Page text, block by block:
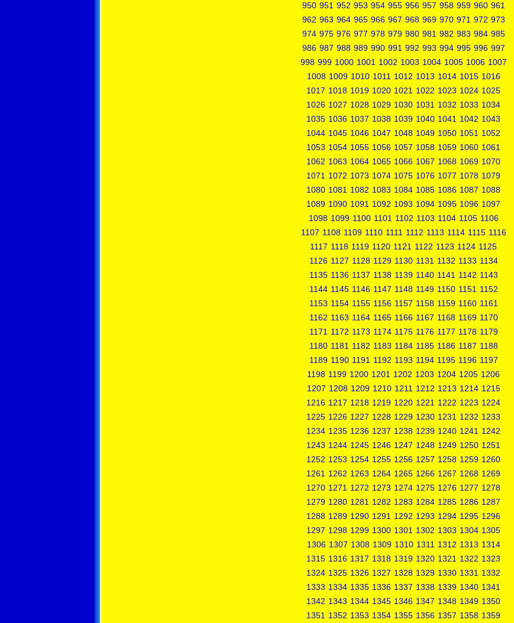
950 951 952 953 954 955 956 957 958 959 960 961
962 963 964 965 966 967 968 969 970 971 972 973
974 975 976 977 978 979 980 981 982 983 984 985
986 987 988 989 990 991 992 993 994 995 996 997
998 999 1000 1001 1002 1003 1004 1005 1006 1007
1008 1009 1010 1011 1012 1013 1014 1015 1016
1017 1018 1019 1020 1021 1022 1023 1024 1025
1026 1027 1028 1029 1030 1031 1032 1033 1034
1035 1036 1037 1038 1039 1040 1041 1042 1043
1044 1045 1046 1047 1048 1049 1050 1051 1052
1053 1054 1055 1056 1057 1058 1059 1060 1061
1062 1063 1064 1065 1066 1067 1068 1069 1070
1071 1072 1073 1074 1075 1076 1077 1078 1079
1080 1081 1082 1083 1084 1085 1086 1087 1088
1089 1090 1091 1092 1093 1094 1095 1096 1097
1098 1099 1100 1101 1102 1103 1104 1105 1106
1107 1108 1109 1110 1111 1112 1113 1114 1115 1116
1117 1118 1119 1120 1121 1122 1123 1124 1125
1126 1127 1128 1129 1130 1131 1132 1133 1134
1135 1136 1137 1138 1139 1140 1141 1142 1143
1144 1145 1146 1147 1148 1149 1150 1151 1152
1153 1154 1155 1156 1157 1158 1159 1160 1161
1162 1163 1164 1165 1166 1167 1168 1169 1170
1171 1172 1173 1174 1175 1176 1177 1178 1179
1180 1181 1182 1183 1184 1185 1186 1187 1188
1189 1190 1191 1192 1193 1194 1195 1196 1197
1198 1199 1200 1201 1202 1203 1204 1205 1206
1207 1208 1209 1210 1211 1212 1213 1214 1215
1216 1217 1218 1219 1220 1221 1222 1223 1224
1225 1226 1227 1228 1229 1230 1231 1232 1233
1234 1235 1236 1237 1238 1239 1240 1241 1242
1243 1244 1245 1246 1247 1248 1249 1250 1251
1252 1253 1254 1255 1256 1257 1258 1259 1260
1261 1262 1263 1264 1265 1266 1267 1268 1269
1270 1271 1272 1273 1274 1275 1276 1277 1278
1279 1280 1281 1282 1283 1284 1285 1286 1287
1288 1289 1290 1291 1292 1293 1294 1295 1296
1297 1298 1299 1300 1301 1302 1303 1304 1305
1306 1307 1308 1309 1310 1311 1312 1313 1314
1315 1316 1317 1318 1319 1320 1321 1322 1323
1324 1325 1326 1327 1328 1329 1330 1331 1332
1333 1334 1335 1336 1337 1338 1339 1340 1341
1342 1343 1344 1345 1346 1347 1348 1349 1350
1351 1352 1353 1354 1355 1356 1357 1358 1359